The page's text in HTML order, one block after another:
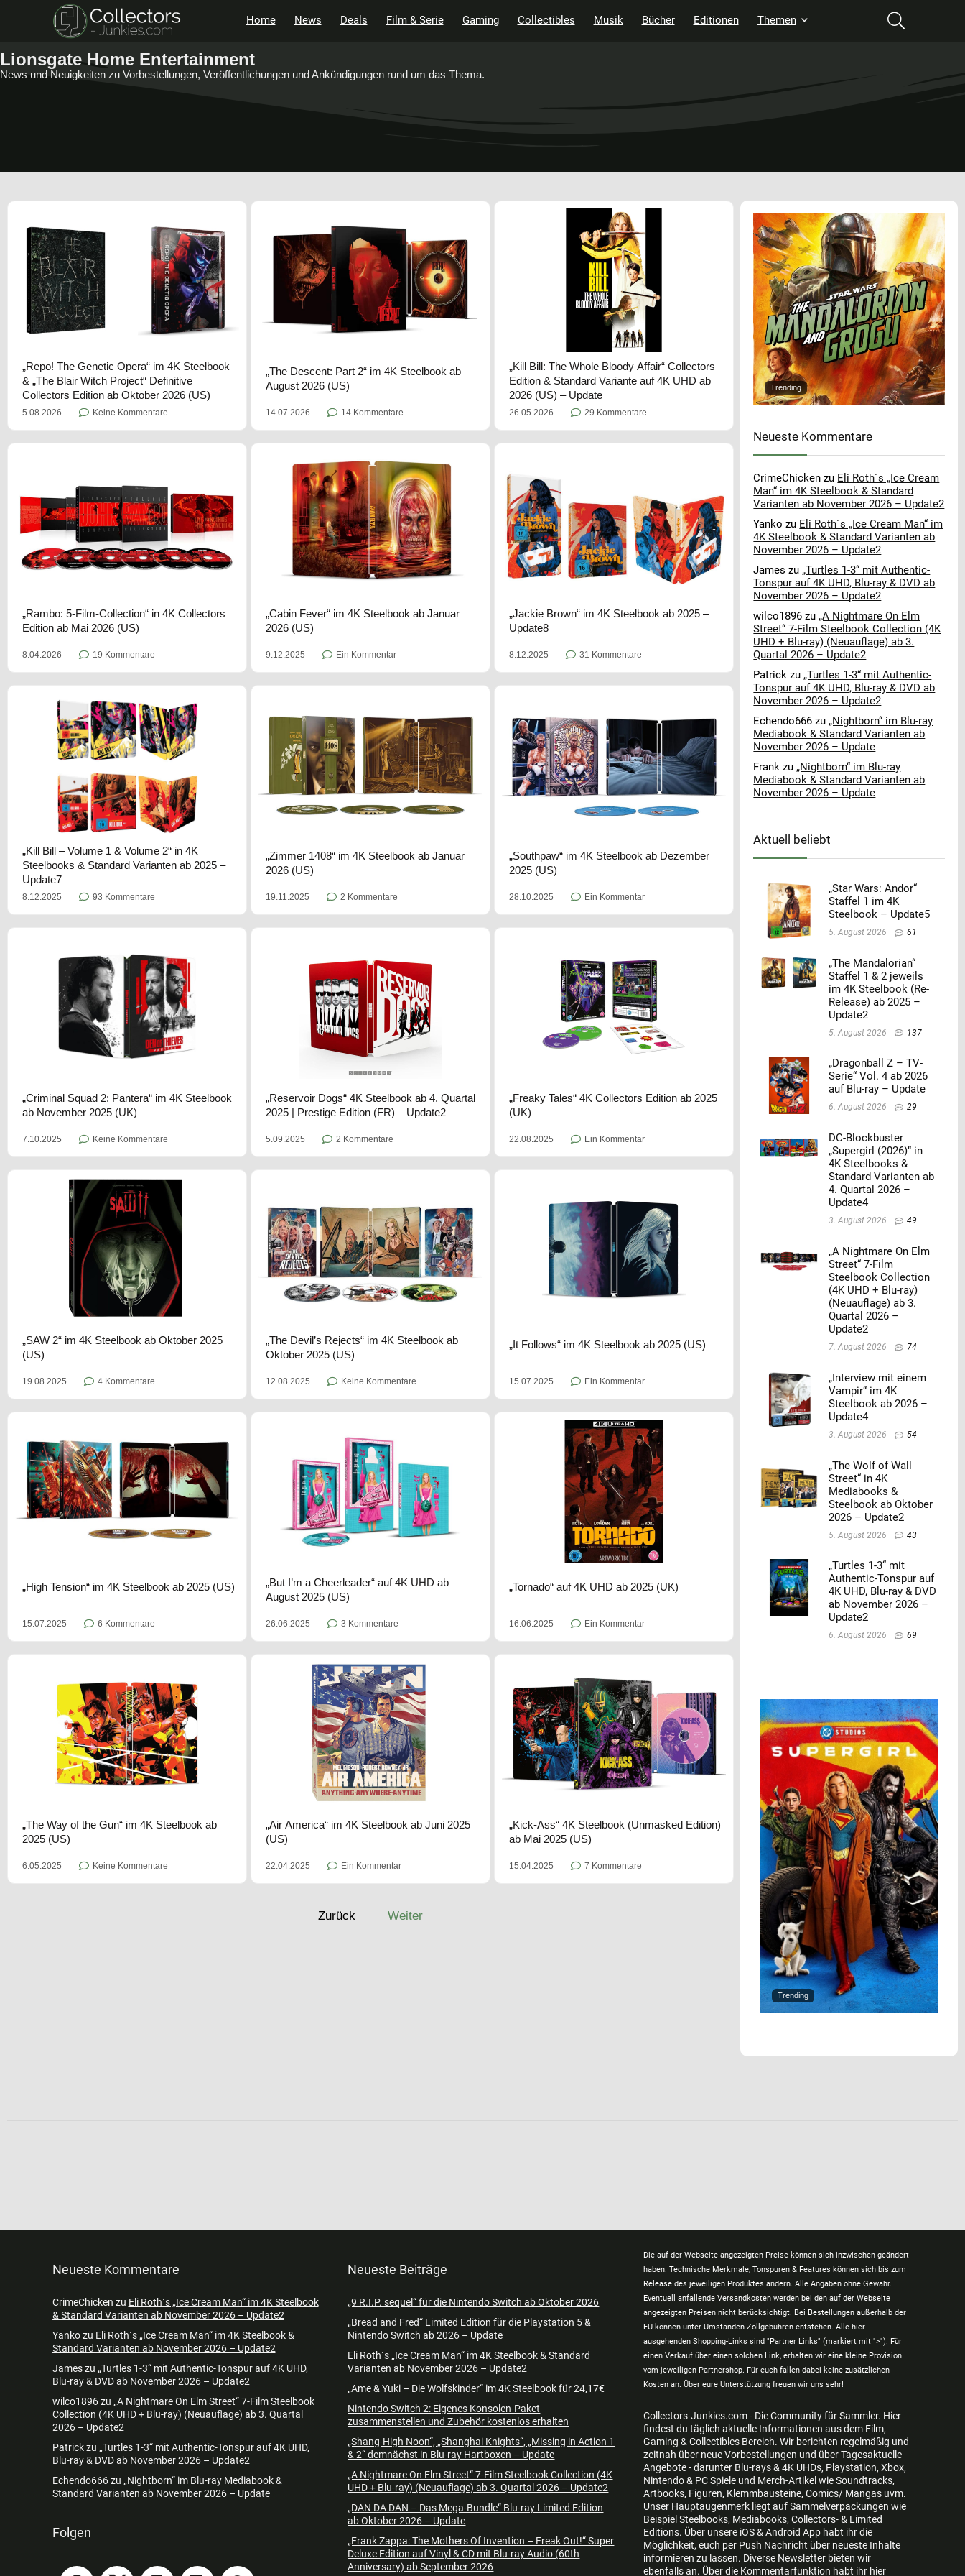
Home News Deals Film & Serie Gaming Collectibles Musik Bücher Editionen Themen
Lionsgate Home Entertainment
News und Neuigkeiten zu Vorbestellungen, Veröffentlichungen und Ankündigungen rund um das Thema.
„Repo! The Genetic Opera“ im 4K Steelbook
& „The Blair Witch Project“ Definitive
Collectors Edition ab Oktober 2026 (US)
5.08.2026 Keine Kommentare
„The Descent: Part 2“ im 4K Steelbook ab
August 2026 (US)
14.07.2026 14 Kommentare
„Kill Bill: The Whole Bloody Affair“ Collectors
Edition & Standard Variante auf 4K UHD ab
2026 (US) – Update
26.05.2026 29 Kommentare
„Rambo: 5-Film-Collection“ in 4K Collectors
Edition ab Mai 2026 (US)
8.04.2026 19 Kommentare
„Cabin Fever“ im 4K Steelbook ab Januar
2026 (US)
9.12.2025 Ein Kommentar
„Jackie Brown“ im 4K Steelbook ab 2025 –
Update8
8.12.2025 31 Kommentare
„Kill Bill – Volume 1 & Volume 2“ in 4K
Steelbooks & Standard Varianten ab 2025 –
Update7
8.12.2025 93 Kommentare
„Zimmer 1408“ im 4K Steelbook ab Januar
2026 (US)
19.11.2025 2 Kommentare
„Southpaw“ im 4K Steelbook ab Dezember
2025 (US)
28.10.2025 Ein Kommentar
„Criminal Squad 2: Pantera“ im 4K Steelbook
ab November 2025 (UK)
7.10.2025 Keine Kommentare
„Reservoir Dogs“ 4K Steelbook ab 4. Quartal
2025 | Prestige Edition (FR) – Update2
5.09.2025 2 Kommentare
„Freaky Tales“ 4K Collectors Edition ab 2025
(UK)
22.08.2025 Ein Kommentar
„SAW 2“ im 4K Steelbook ab Oktober 2025
(US)
19.08.2025 4 Kommentare
„The Devil’s Rejects“ im 4K Steelbook ab
Oktober 2025 (US)
12.08.2025 Keine Kommentare
„It Follows“ im 4K Steelbook ab 2025 (US)
15.07.2025 Ein Kommentar
„High Tension“ im 4K Steelbook ab 2025 (US)
15.07.2025 6 Kommentare
„But I’m a Cheerleader“ auf 4K UHD ab
August 2025 (US)
26.06.2025 3 Kommentare
„Tornado“ auf 4K UHD ab 2025 (UK)
16.06.2025 Ein Kommentar
„The Way of the Gun“ im 4K Steelbook ab
2025 (US)
6.05.2025 Keine Kommentare
„Air America“ im 4K Steelbook ab Juni 2025
(US)
22.04.2025 Ein Kommentar
„Kick-Ass“ 4K Steelbook (Unmasked Edition)
ab Mai 2025 (US)
15.04.2025 7 Kommentare
Zurück Weiter
Trending
Neueste Kommentare
CrimeChicken zu Eli Roth´s „Ice Cream
Man“ im 4K Steelbook & Standard
Varianten ab November 2026 – Update2
Yanko zu Eli Roth´s „Ice Cream Man“ im
4K Steelbook & Standard Varianten ab
November 2026 – Update2
James zu „Turtles 1-3“ mit Authentic-
Tonspur auf 4K UHD, Blu-ray & DVD ab
November 2026 – Update2
wilco1896 zu „A Nightmare On Elm
Street“ 7-Film Steelbook Collection (4K
UHD + Blu-ray) (Neuauflage) ab 3.
Quartal 2026 – Update2
Patrick zu „Turtles 1-3“ mit Authentic-
Tonspur auf 4K UHD, Blu-ray & DVD ab
November 2026 – Update2
Echendo666 zu „Nightborn“ im Blu-ray
Mediabook & Standard Varianten ab
November 2026 – Update
Frank zu „Nightborn“ im Blu-ray
Mediabook & Standard Varianten ab
November 2026 – Update
Aktuell beliebt
„Star Wars: Andor“
Staffel 1 im 4K
Steelbook – Update5
5. August 2026 61
„The Mandalorian“
Staffel 1 & 2 jeweils
im 4K Steelbook (Re-
Release) ab 2025 –
Update2
5. August 2026 137
„Dragonball Z – TV-
Serie“ Vol. 4 ab 2026
auf Blu-ray – Update
6. August 2026 29
DC-Blockbuster
„Supergirl (2026)“ in
4K Steelbooks &
Standard Varianten ab
4. Quartal 2026 –
Update4
3. August 2026 49
„A Nightmare On Elm
Street“ 7-Film
Steelbook Collection
(4K UHD + Blu-ray)
(Neuauflage) ab 3.
Quartal 2026 –
Update2
7. August 2026 74
„Interview mit einem
Vampir“ im 4K
Steelbook ab 2026 –
Update4
3. August 2026 54
„The Wolf of Wall
Street“ in 4K
Mediabooks &
Steelbook ab Oktober
2026 – Update2
5. August 2026 43
„Turtles 1-3“ mit
Authentic-Tonspur auf
4K UHD, Blu-ray & DVD
ab November 2026 –
Update2
6. August 2026 69
Trending
Neueste Kommentare
CrimeChicken zu Eli Roth´s „Ice Cream Man“ im 4K Steelbook
& Standard Varianten ab November 2026 – Update2
Yankozu Eli Roth´s „Ice Cream Man“ im 4K Steelbook &
Standard Varianten ab November 2026 – Update2
Jameszu „Turtles 1-3“ mit Authentic-Tonspur auf 4K UHD,
Blu-ray & DVD ab November 2026 – Update2
wilco1896zu „A Nightmare On Elm Street“ 7-Film Steelbook
Collection (4K UHD + Blu-ray) (Neuauflage) ab 3. Quartal
2026 – Update2
Patrickzu „Turtles 1-3“ mit Authentic-Tonspur auf 4K UHD,
Blu-ray & DVD ab November 2026 – Update2
Echendo666zu „Nightborn“ im Blu-ray Mediabook &
Standard Varianten ab November 2026 – Update
Folgen
Neueste Beiträge
„9 R.I.P. sequel“ für die Nintendo Switch ab Oktober 2026
„Bread and Fred“ Limited Edition für die Playstation 5 &
Nintendo Switch ab 2026 – Update
Eli Roth´s „Ice Cream Man“ im 4K Steelbook & Standard
Varianten ab November 2026 – Update2
„Ame & Yuki – Die Wolfskinder“ im 4K Steelbook für 24,17€
Nintendo Switch 2: Eigenes Konsolen-Paket
zusammenstellen und Zubehör kostenlos erhalten
„Shang-High Noon“, „Shanghai Knights“, „Missing in Action 1
& 2“ demnächst in Blu-ray Hartboxen – Update
„A Nightmare On Elm Street“ 7-Film Steelbook Collection (4K
UHD + Blu-ray) (Neuauflage) ab 3. Quartal 2026 – Update2
„DAN DA DAN – Das Mega-Bundle“ Blu-ray Limited Edition
ab Oktober 2026 – Update
„Frank Zappa: The Mothers Of Invention – Freak Out!“ Super
Deluxe Edition auf Vinyl & CD mit Blu-ray Audio (60th
Anniversary) ab September 2026
Die auf der Webseite angezeigten Preise können sich inzwischen geändert
haben. Technische Merkmale, Tonspuren & Features können sich bis zum
Release des jeweiligen Produktes ändern. Alle Angaben ohne Gewähr.
Eventuell anfallende Versandkosten werden bei den auf der Webseite
angezeigten Preisen nicht berücksichtigt. Bei Bestellungen außerhalb der
EU können unter Umständen Zollgebühren entstehen. Alle hier
ausgehenden Shopping-Links sind "Partner Links" (markiert mit ">"). Für
einen Verkauf über einen solchen Link, erhalten wir eine kleine Provision
vom jeweiligen Partnershop. Für euch fallen dabei keine zusätzlichen
Kosten an. Über eure Unterstützung freuen wir uns sehr!
Collectors-Junkies.com - Die Community für Sammler. Hier
findest du täglich aktuelle Informationen aus dem Film,
Gaming & Collectibles Bereich. Wir berichten regelmäßig und
zeitnah über neue Vorbestellungen und über Tagesaktuelle
Angebote - darunter Blu-rays & 4K UHDs, Playstation, Xbox,
Nintendo & PC Spiele und Merch-Artikel wie Soundtracks,
Artbooks, Figuren, Klemmbausteine, Comics/ Mangas uvm.
Unser Hauptaugenmerk liegt auf Sammelverpackungen wie
Beispiel Steelbooks, Mediabooks, Collectors- & Limited
Editions. Über unsere iOS & Android App habt ihr die
Möglichkeit, euch per Push Nachricht über neueste Inhalte
informieren zu lassen. Diverse Newsletter bieten wir
ebenfalls an. Über die Kommentarfunktion habt ihr hier